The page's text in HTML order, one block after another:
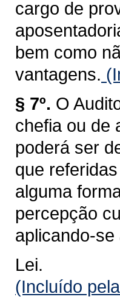
cargo de
bem como
vantagens.
§ 7º. O
chefia ou de
poderá ser
que
alguma
percepção
aplicando-se
Lei.
(Incluído